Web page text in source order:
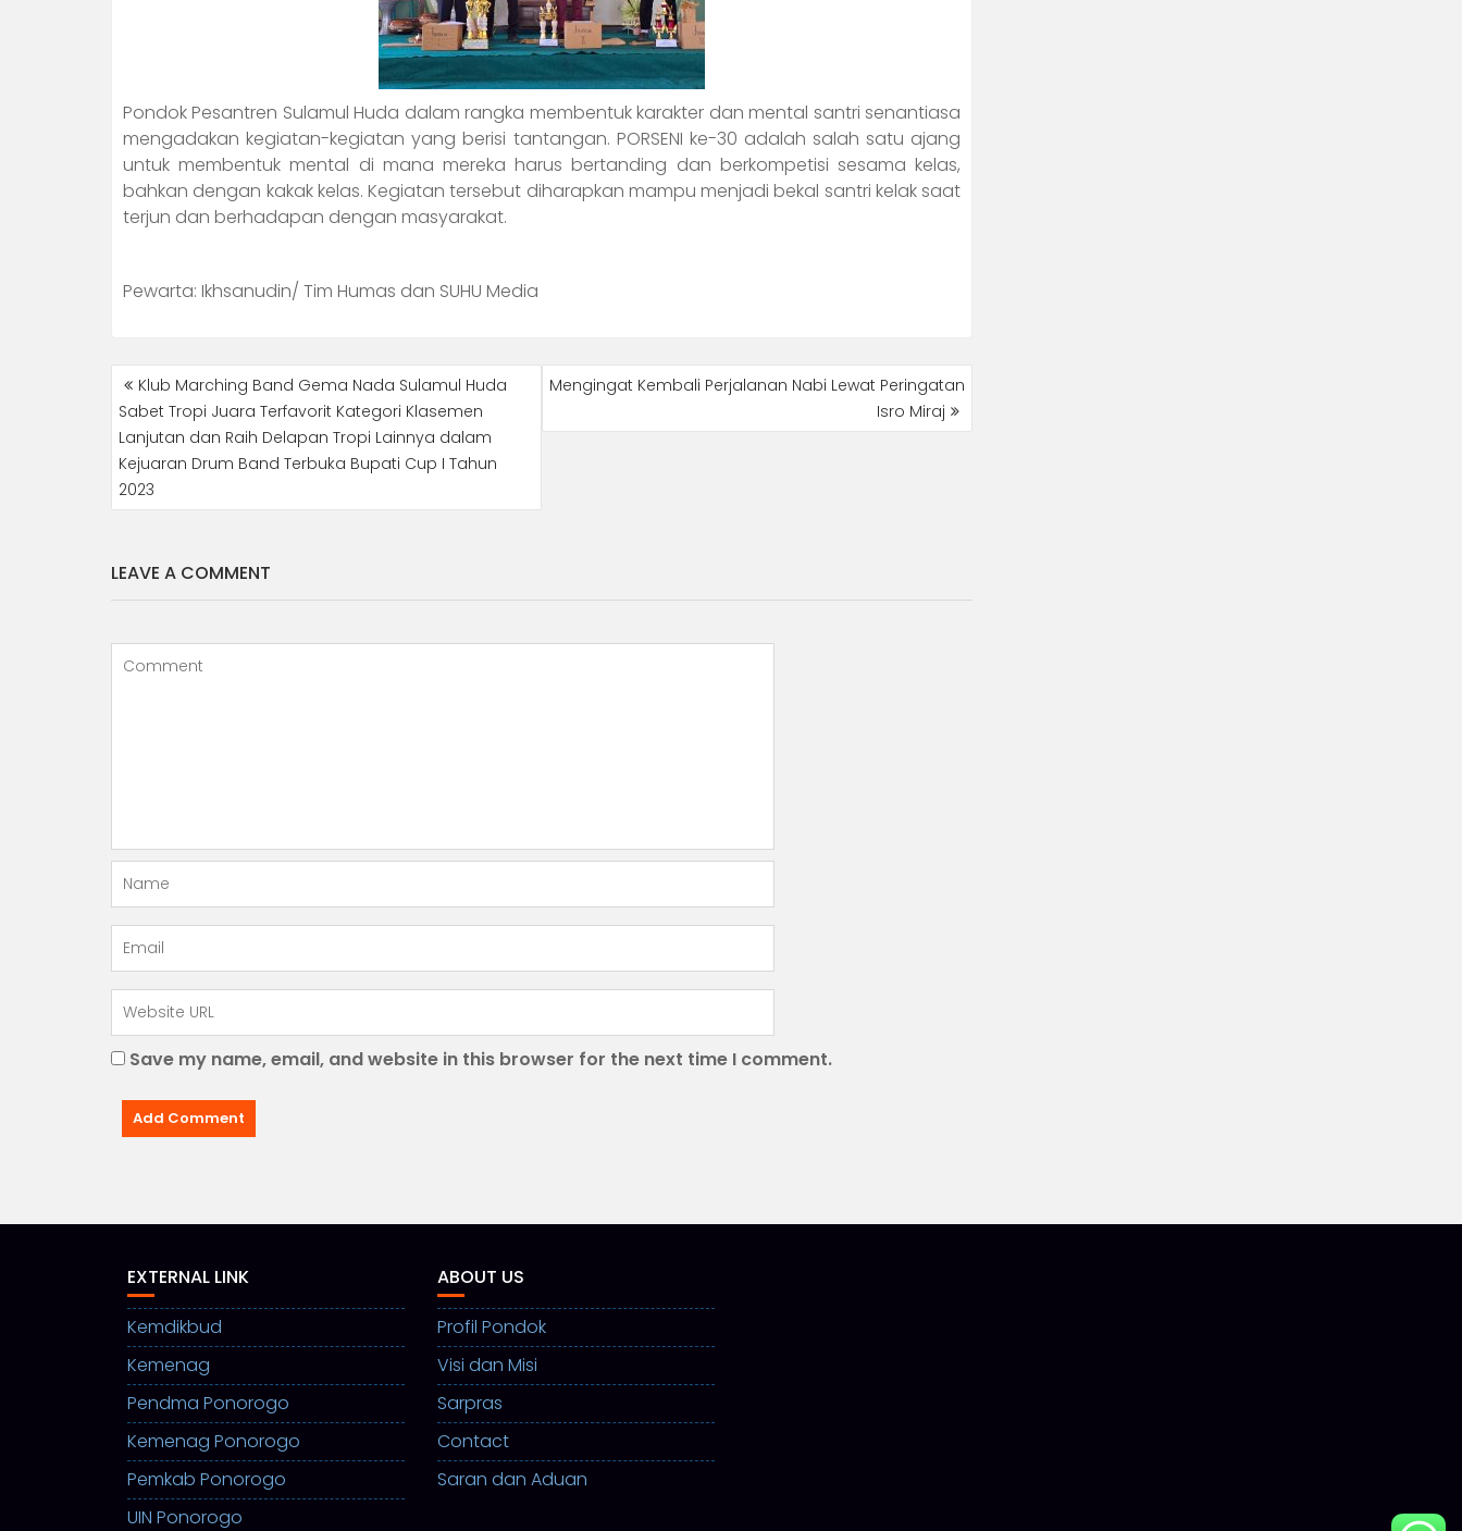
Pondok Pesantren Sulamul Huda dalam rangka membentuk karakter dan mental santri senantiasa
mengadakan kegiatan-kegiatan yang berisi tantangan. PORSENI ke-30 adalah salah satu ajang
untuk membentuk mental di mana mereka harus bertanding dan berkompetisi sesama kelas,
bahkan dengan kakak kelas. Kegiatan tersebut diharapkan mampu menjadi bekal santri kelak saat
terjun dan berhadapan dengan masyarakat.
Pewarta: Ikhsanudin/ Tim Humas dan SUHU Media
POST
NAVIGATION
Klub Marching Band Gema Nada Sulamul Huda
Sabet Tropi Juara Terfavorit Kategori Klasemen
Lanjutan dan Raih Delapan Tropi Lainnya dalam
Kejuaran Drum Band Terbuka Bupati Cup I Tahun
2023
Mengingat Kembali Perjalanan Nabi Lewat Peringatan
Isro Miraj
LEAVE A COMMENT
Save my name, email, and website in this browser for the next time I comment.
EXTERNAL LINK
Kemdikbud
Kemenag
Pendma Ponorogo
Kemenag Ponorogo
Pemkab Ponorogo
UIN Ponorogo
ABOUT US
Profil Pondok
Visi dan Misi
Sarpras
Contact
Saran dan Aduan